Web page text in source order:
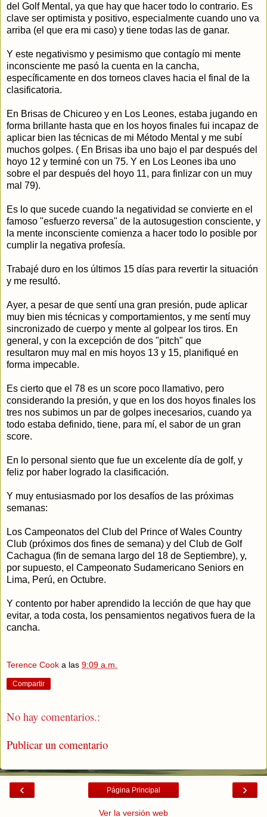
del Golf Mental, ya que hay que hacer todo lo contrario. Es
clave ser optimista y positivo, especialmente cuando uno va
arriba (el que era mi caso) y tiene todas las de ganar.
Y este negativismo y pesimismo que contagío mi mente
inconsciente me pasó la cuenta en la cancha,
específicamente en dos torneos claves hacia el final de la
clasificatoria.
En Brisas de Chicureo y en Los Leones, estaba jugando en
forma brillante hasta que en los hoyos finales fui incapaz de
aplicar bien las técnicas de mi Método Mental y me subí
muchos golpes. ( En Brisas iba uno bajo el par después del
hoyo 12 y terminé con un 75. Y en Los Leones iba uno
sobre el par después del hoyo 11, para finlizar con un muy
mal 79).
Es lo que sucede cuando la negatividad se convierte en el
famoso "esfuerzo reversa" de la autosugestion consciente, y
la mente inconsciente comienza a hacer todo lo posible por
cumplir la negativa profesía.
Trabajé duro en los últimos 15 días para revertir la situación
y me resultó.
Ayer, a pesar de que sentí una gran presión, pude aplicar
muy bien mis técnicas y comportamientos, y me sentí muy
sincronizado de cuerpo y mente al golpear los tiros. En
general, y con la excepción de dos "pitch" que
resultaron muy mal en mis hoyos 13 y 15, planifiqué en
forma impecable.
Es cierto que el 78 es un score poco llamativo, pero
considerando la presión, y que en los dos hoyos finales los
tres nos subimos un par de golpes inecesarios, cuando ya
todo estaba definido, tiene, para mí, el sabor de un gran
score.
En lo personal siento que fue un excelente día de golf, y
feliz por haber logrado la clasificación.
Y muy entusiasmado por los desafíos de las próximas
semanas:
Los Campeonatos del Club del Prince of Wales Country
Club (próximos dos fines de semana) y del Club de Golf
Cachagua (fin de semana largo del 18 de Septiembre), y,
por supuesto, el Campeonato Sudamericano Seniors en
Lima, Perú, en Octubre.
Y contento por haber aprendido la lección de que hay que
evitar, a toda costa, los pensamientos negativos fuera de la
cancha.
Terence Cook a las 9:09 a.m.
Compartir
No hay comentarios.:
Publicar un comentario
‹ ›
Página Principal
Ver la versión web